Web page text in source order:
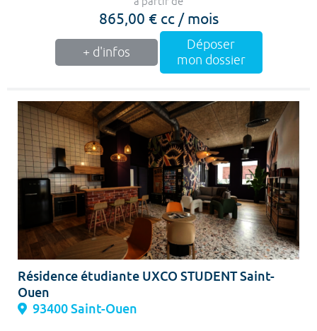
865,00 € cc / mois
+ d'infos
Déposer
mon dossier
Résidence étudiante UXCO STUDENT Saint-
Ouen
93400 Saint-Ouen